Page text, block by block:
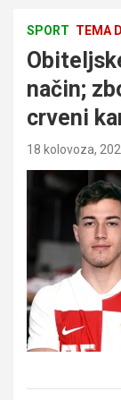
SPORT TEMA
način;
crveni
18 kolovoza,